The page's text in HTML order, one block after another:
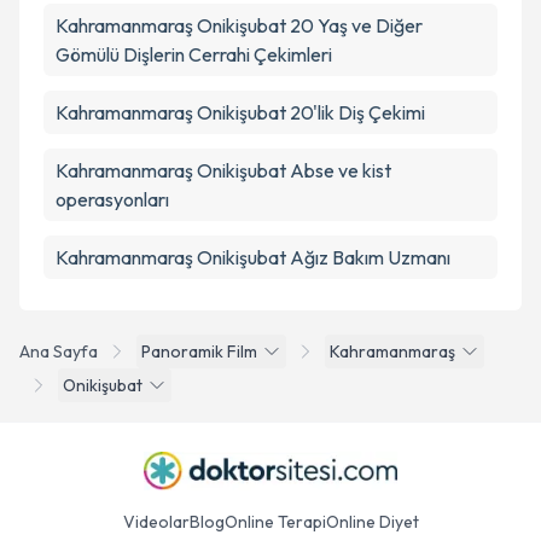
Ana Sayfa Panoramik Film
Kahramanmaraş
Onikişubat
Kahramanmaraş Onikişubat 20 Yaş ve Diğer
Gömülü Dişlerin Cerrahi Çekimleri
Kahramanmaraş Onikişubat 20'lik Diş Çekimi
Kahramanmaraş Onikişubat Abse ve kist
operasyonları
Kahramanmaraş Onikişubat Ağız Bakım Uzmanı
VideolarBlogOnline TerapiOnline Diyet